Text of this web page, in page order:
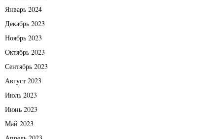
Январь 2024
Декабрь 2023
Ноябрь 2023
Октябрь 2023
Сентябрь 2023
Август 2023
Июль 2023
Июнь 2023
Май 2023